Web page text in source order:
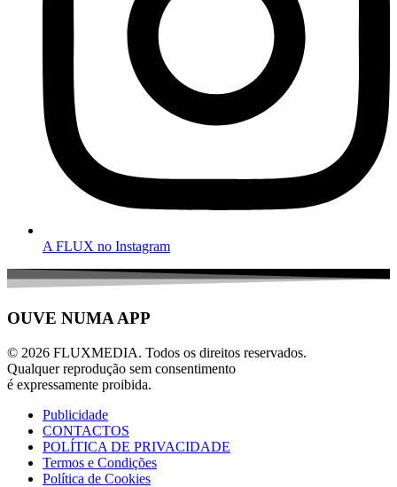
A FLUX no Instagram
OUVE NUMA APP
© 2026 FLUXMEDIA. Todos os direitos reservados.
Qualquer reprodução sem consentimento
é expressamente proibida.
Publicidade
CONTACTOS
POLÍTICA DE PRIVACIDADE
Termos e Condições
Política de Cookies